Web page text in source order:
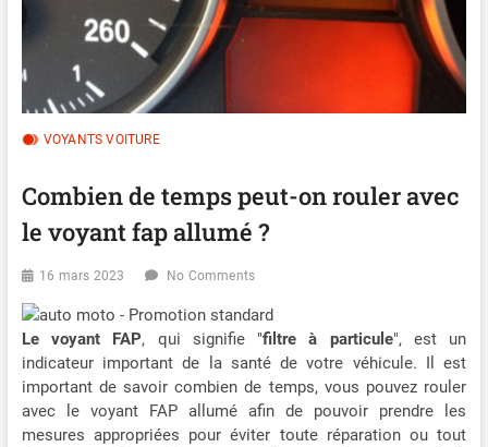
VOYANTS VOITURE
Combien de temps peut-on rouler avec
le voyant fap allumé ?
16 mars 2023 No Comments
Le voyant FAP, qui signifie "filtre à particule", est un
indicateur important de la santé de votre véhicule. Il est
important de savoir combien de temps, vous pouvez rouler
avec le voyant FAP allumé afin de pouvoir prendre les
mesures appropriées pour éviter toute réparation ou tout